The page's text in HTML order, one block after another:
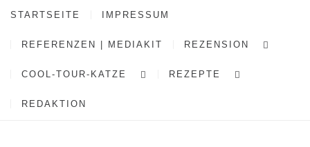
STARTSEITE IMPRESSUM
REFERENZEN | MEDIAKIT REZENSION
COOL-TOUR-KATZE REZEPTE
REDAKTION